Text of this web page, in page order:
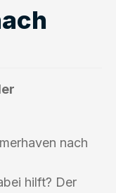
nach
hilft? Der